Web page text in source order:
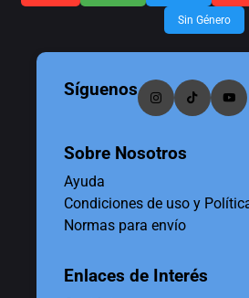
Sin Género
Síguenos
Sobre Nosotros
Ayuda
Condiciones de uso y
Normas para envío
Enlaces de Interés